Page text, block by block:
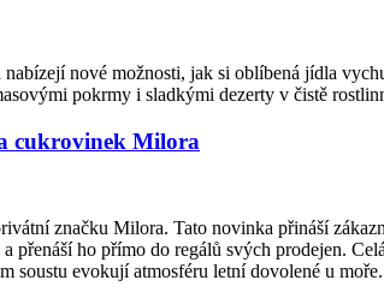
nové možnosti, jak si oblíbená jídla
pokrmy i sladkými dezerty v čistě
cukrovinek Milora
značku Milora. Tato novinka přináší
ho přímo do regálů svých prodejen.
soustu evokují atmosféru letní dovolené u moře.